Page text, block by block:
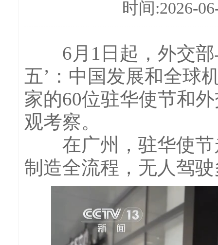
时间:2026-
6月1日起，外交部
五’：中国发展和全球
家的60位驻华使节和
观考察。
在广州，驻华使节
制造全流程，无人驾